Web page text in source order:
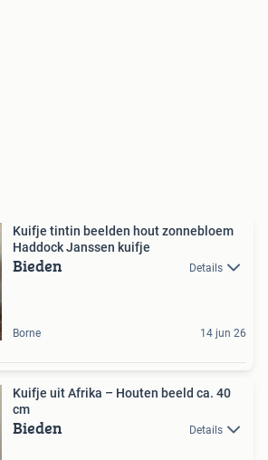
Kuifje tintin beelden hout zonnebloem
Haddock Janssen kuifje
Bieden Details
Borne 14 jun 26
Kuifje uit Afrika – Houten beeld ca. 40
cm
Bieden Details